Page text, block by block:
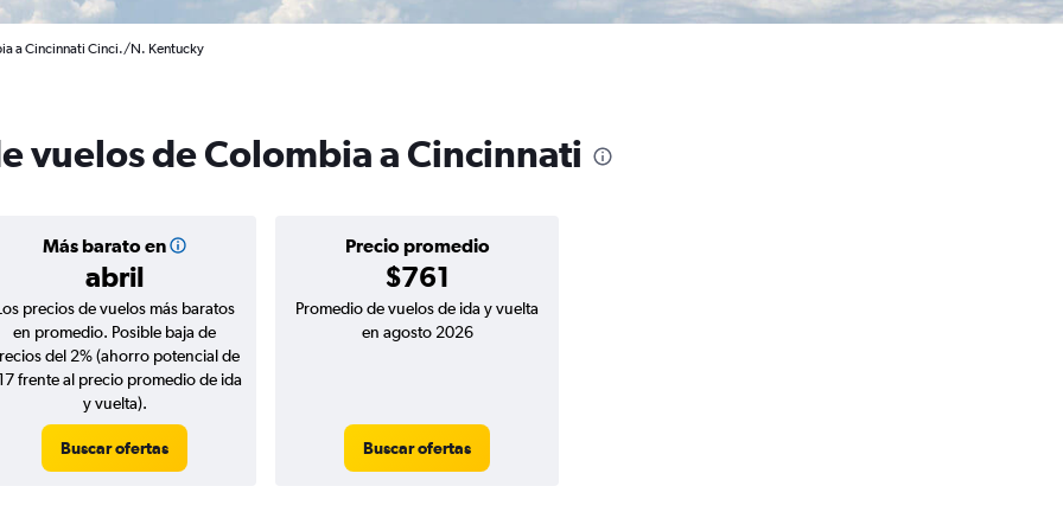
a Cincinnati Cinci./N. Kentucky
vuelos de Colombia a Cincinnati
Más barato en
abril
Precio promedio
$761
precios de vuelos más baratos
en promedio. Posible baja de
del 2% (ahorro potencial de
frente al precio promedio de ida
y vuelta).
Buscar ofertas
Promedio de vuelos de ida y vuelta
en agosto 2026
Buscar ofertas